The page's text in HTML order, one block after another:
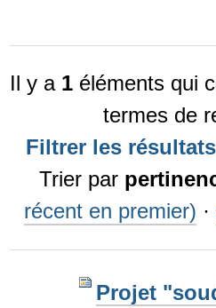
Il y a 1 éléments qui
termes de
Filtrer les résultats
Trier par
récent en premier) ·
Projet